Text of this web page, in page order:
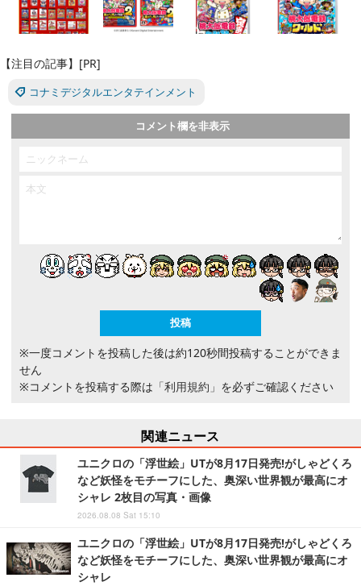
【注目の記事】[PR]
コナミデジタルエンタテインメント
コメント欄を非表示
※一度コメントを投稿した後は約120秒間投稿することができま
せん
※コメントを投稿する際は 「利用規約」 を必ずご確認ください
関連ニュース
ユニクロの「浮世絵」UTが8月17日発売!がしゃどくろ
など妖怪をモチーフにした、奥深い世界観が最高にオ
シャレ 2枚目の写真・画像
2026.08.08 Sat 15:10
ユニクロの「浮世絵」UTが8月17日発売!がしゃどくろ
など妖怪をモチーフにした、奥深い世界観が最高にオ
シャレ